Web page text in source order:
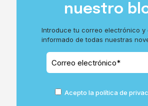
nuestro
Introduce tu correo electrónico y
informado de todas nuestras
Acepto la política de